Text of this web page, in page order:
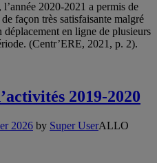
2020-2021 a permis de
façon très satisfaisante malgré
en ligne de plusieurs
(Centr’ERE, 2021, p. 2).
2019-2020
2026 by Super UserALLO